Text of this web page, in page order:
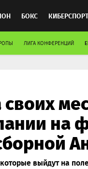
БОКС КИБЕРСПОРТ
ЛИГА КОНФЕРЕНЦИЙ
на
выйдут на